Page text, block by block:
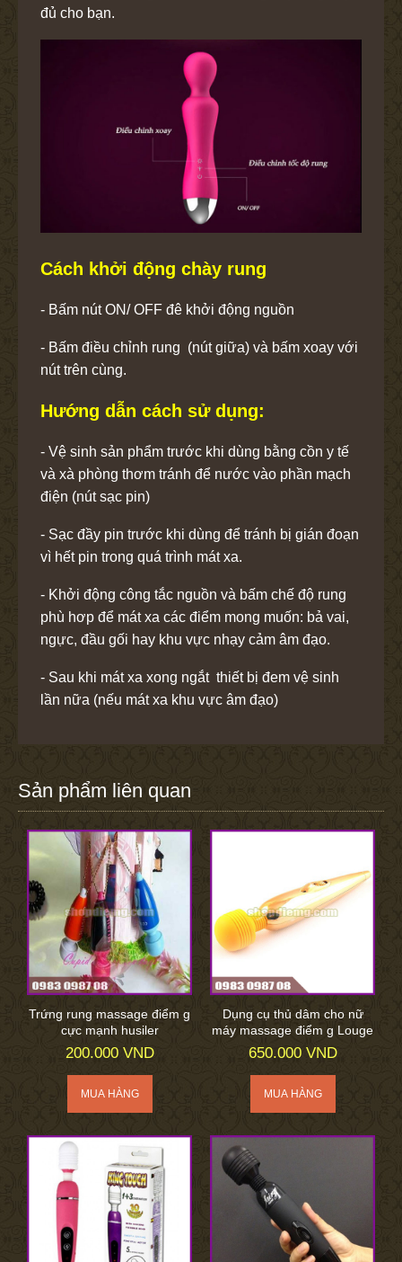
đủ cho bạn.
Cách khởi động chày rung
- Bấm nút ON/ OFF đê khởi động nguồn
- Bấm điều chỉnh rung (nút giữa) và bấm xoay với
nút trên cùng.
Hướng dẫn cách sử dụng:
- Vệ sinh sản phẩm trước khi dùng bằng cồn y tế
và xà phòng thơm tránh để nước vào phần mạch
điện (nút sạc pin)
- Sạc đầy pin trước khi dùng để tránh bị gián đoạn
vì hết pin trong quá trình mát xa.
- Khởi động công tắc nguồn và bấm chế độ rung
phù hơp để mát xa các điểm mong muốn: bả vai,
ngực, đầu gối hay khu vực nhạy cảm âm đạo.
- Sau khi mát xa xong ngắt thiết bị đem vệ sinh
lần nữa (nếu mát xa khu vực âm đạo)
Sản phẩm liên quan
Trứng rung massage điểm g
cực mạnh husiler
200.000 VND
Dụng cụ thủ dâm cho nữ
máy massage điểm g Louge
650.000 VND